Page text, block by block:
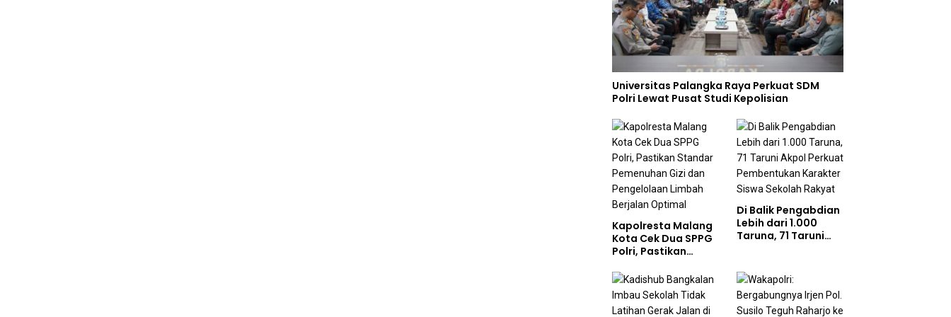
Universitas Palangka Raya Perkuat SDM
Polri Lewat Pusat Studi Kepolisian
Kapolresta Malang
Kota Cek Dua SPPG
Polri, Pastikan
Gizi dan
Pengelolaan Limbah
Berjalan Optimal
Di Balik Pengabdian
Lebih dari 1.000
Taruna, 71 Taruni
Karakter Siswa
Sekolah Rakyat